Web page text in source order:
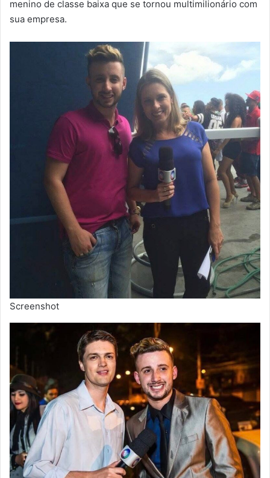
menino de classe baixa que se tornou multimilionário com
sua empresa.
Screenshot